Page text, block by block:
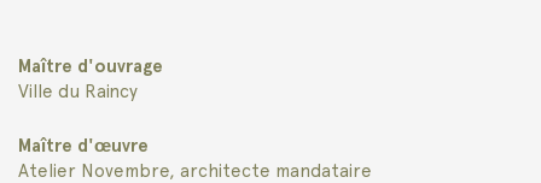
Maître d'ouvrage
Ville du Raincy
Maître d'œuvre
Atelier Novembre, architecte mandataire